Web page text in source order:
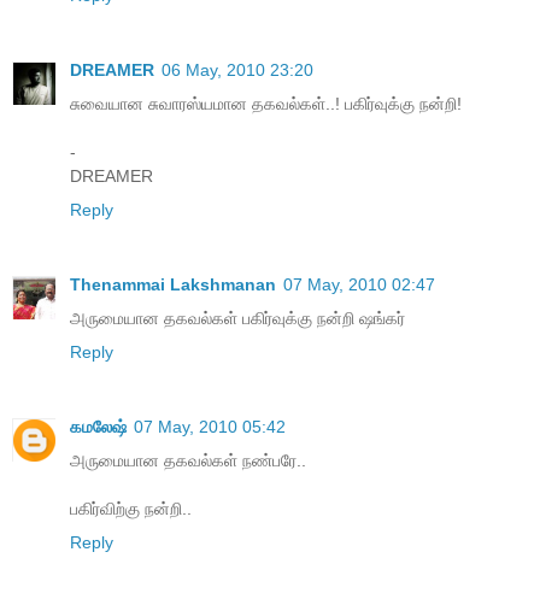
DREAMER 06 May, 2010 23:20
சுவையான சுவாரஸ்யமான தகவல்கள்..! பகிர்வுக்கு நன்றி!
-
DREAMER
Reply
Thenammai Lakshmanan 07 May, 2010 02:47
அருமையான தகவல்கள் பகிர்வுக்கு நன்றி ஷங்கர்
Reply
கமலேஷ் 07 May, 2010 05:42
அருமையான தகவல்கள் நண்பரே..
ப‌கிர்விற்கு ந‌ன்றி..
Reply